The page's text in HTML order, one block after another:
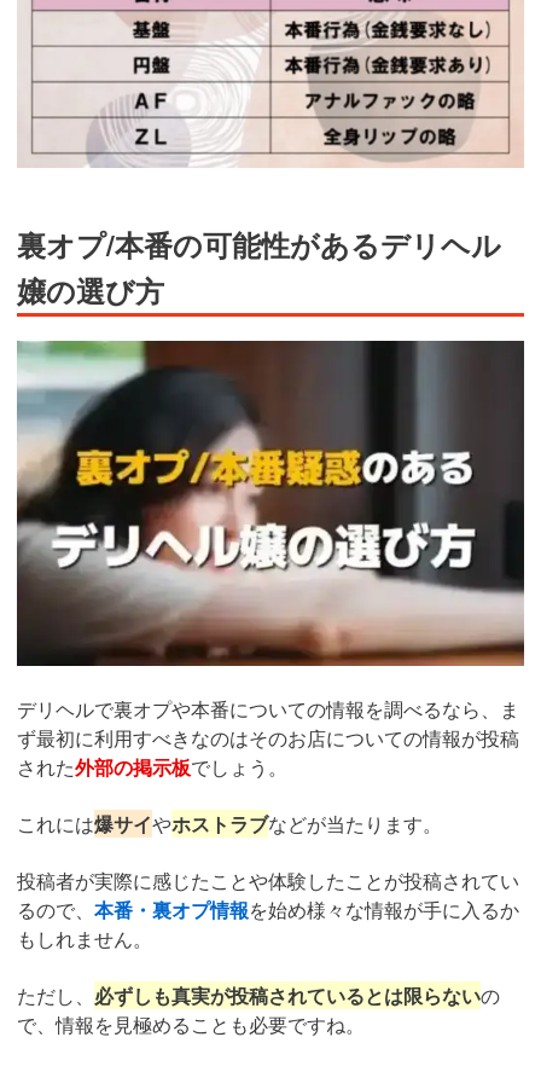
裏オプ/本番の可能性があるデリヘル
嬢の選び方
デリヘルで裏オプや本番についての情報を調べるなら、ま
ず最初に利用すべきなのはそのお店についての情報が投稿
された外部の掲示板でしょう。
これには爆サイやホストラブなどが当たります。
投稿者が実際に感じたことや体験したことが投稿されてい
るので、 本番・裏オプ情報を始め様々な情報が手に入るか
もしれません。
ただし、 必ずしも真実が投稿されているとは限らないの
で、情報を見極めることも必要ですね。